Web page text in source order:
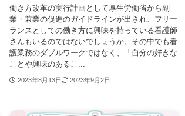
働き方改革の実行計画として厚生労働省から副
業・兼業の促進のガイドラインが出され、フリー
ランスとしての働き方に興味を持っている看護師
さんもいるのではないでしょうか。その中でも看
護業務のダブルワークではなく、「自分の好きな
ことや興味のあるこ...
2023年8月13日 2023年9月2日